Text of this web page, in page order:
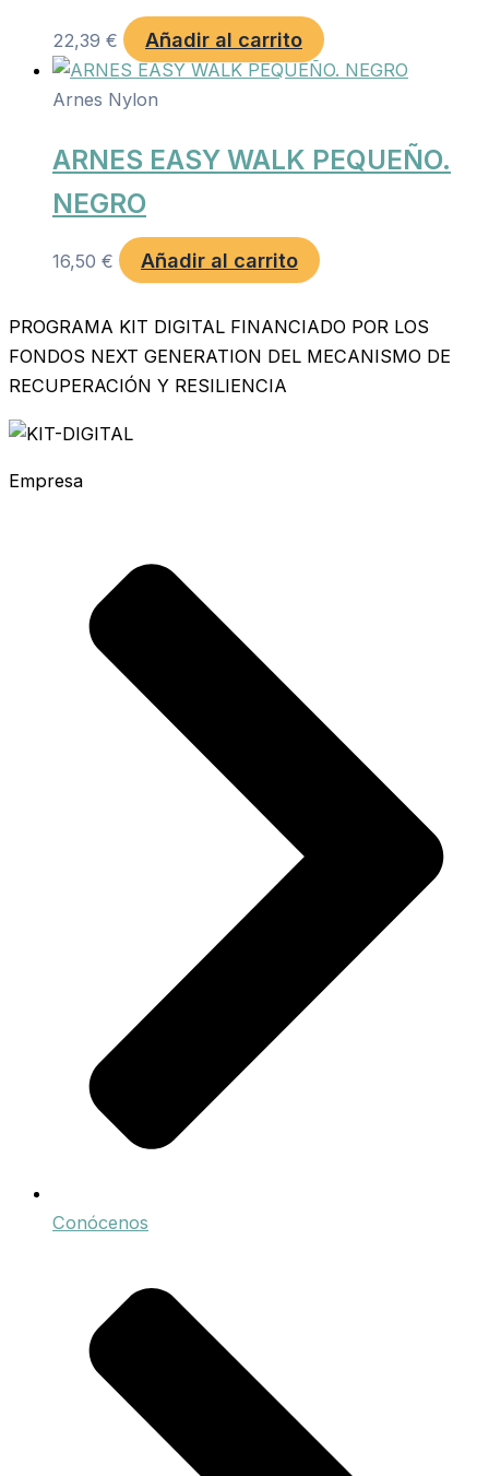
22,39 € Añadir al carrito
Arnes Nylon
ARNES EASY WALK PEQUEÑO.
NEGRO
16,50 € Añadir al carrito
PROGRAMA KIT DIGITAL FINANCIADO POR LOS
FONDOS NEXT GENERATION DEL MECANISMO DE
RECUPERACIÓN Y RESILIENCIA
Empresa
Conócenos